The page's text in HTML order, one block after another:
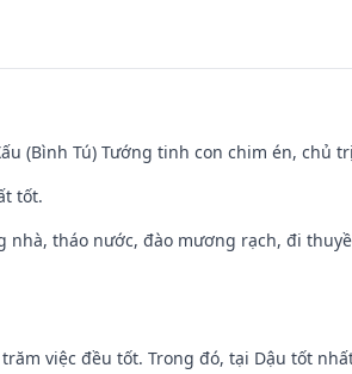
(Bình Tú) Tướng tinh con chim én, chủ
tốt.
tháo nước, đào mương rạch, đi
việc đều tốt. Trong đó, tại Dậu tốt